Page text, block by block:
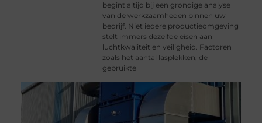
begint altijd bij een grondige analyse
van de werkzaamheden binnen uw
bedrijf. Niet iedere productieomgeving
stelt immers dezelfde eisen aan
luchtkwaliteit en veiligheid. Factoren
zoals het aantal lasplekken, de
gebruikte